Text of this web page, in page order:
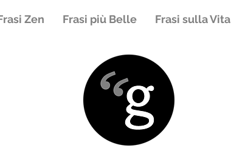
Zen Frasi più Belle Frasi sulla Vita